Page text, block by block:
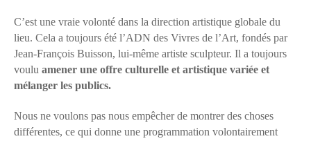
C’est une vraie volonté dans la direction artistique globale du
lieu. Cela a toujours été l’ADN des Vivres de l’Art, fondés par
Jean-François Buisson, lui-même artiste sculpteur. Il a toujours
voulu amener une offre culturelle et artistique variée et
mélanger les publics.
Nous ne voulons pas nous empêcher de montrer des choses
différentes, ce qui donne une programmation volontairement